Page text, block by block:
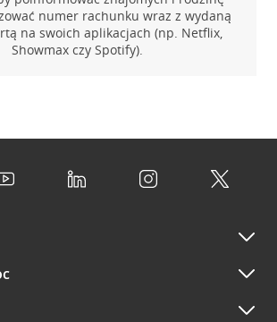
numer rachunku wraz z wydaną
na swoich aplikacjach (np. Netflix,
Showmax czy Spotify).